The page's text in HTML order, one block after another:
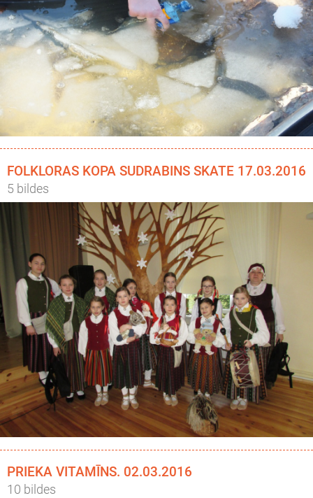
FOLKLORAS KOPA SUDRABINS SKATE 17.03.2016
5 bildes
PRIEKA VITAMĪNS. 02.03.2016
10 bildes